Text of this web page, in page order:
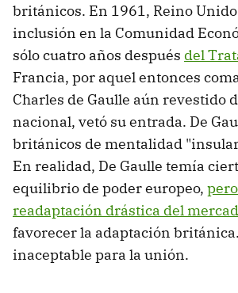
británicos. En 1961, Reino
inclusión en la Comunidad
sólo cuatro años después del
Francia, por aquel entonces
Charles de Gaulle aún revestido
nacional, vetó su entrada. De
británicos de mentalidad
En realidad, De Gaulle temía
equilibrio de poder europeo,
readaptación drástica del
favorecer la adaptación
inaceptable para la unión.